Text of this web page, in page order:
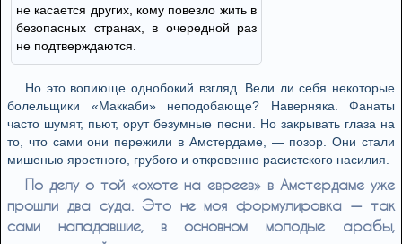
не касается других, кому повезло жить в
безопасных странах, в очередной раз
не подтверждаются.
Но это вопиюще однобокий взгляд. Вели ли себя некоторые
болельщики «Маккаби» неподобающе? Наверняка. Фанаты
часто шумят, пьют, орут безумные песни. Но закрывать глаза на
то, что сами они пережили в Амстердаме, — позор. Они стали
мишенью яростного, грубого и откровенно расистского насилия.
По делу о той «охоте на евреев» в Амстердаме уже
прошли два суда. Это не моя формулировка — так
сами нападавшие, в основном молодые арабы,